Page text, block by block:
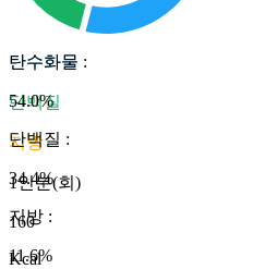
탄수화물
단백질
지방
1인분(회)
160
Kcal
탄수화물 :
54.0%
단백질 :
34.4%
지방 :
11.6%